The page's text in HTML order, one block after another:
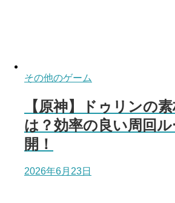
その他のゲーム
【原神】ドゥリンの
は？効率の良い周回
開！
2026年6月23日